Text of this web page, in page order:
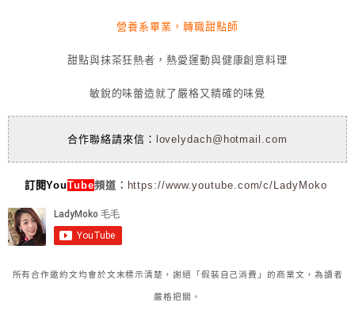
營養系畢業，轉職甜點師
甜點與抹茶狂熱者，熱愛運動與健康創意料理
敏銳的味蕾造就了嚴格又精確的味覺
合作聯絡請來信： lovelydach@hotmail.com
訂閱YouTube頻道： https://www.youtube.com/c/LadyMoko
所有合作邀約文均會於文末標示清楚，謝絕「假裝自己消費」的商業文，為讀者
嚴格把關。